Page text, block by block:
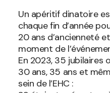
Un apéritif dinatoire
chaque fin d’année
20 ans d’ancienneté
moment de
En 2023, 35 jubilaires
30 ans, 35 ans et
sein de l’EHC :